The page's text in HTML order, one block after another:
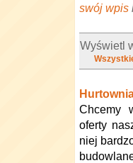
swój wpis
Wyświetl
Chcemy
oferty
niej